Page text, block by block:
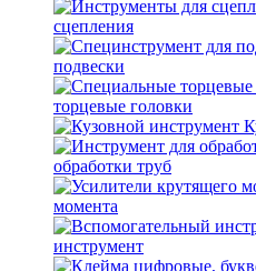
сцепления
подвески
торцевые головки
обработки труб
момента
инструмент